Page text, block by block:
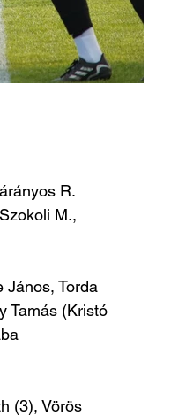
R.
M.,
János, Torda
Tamás (Kristó
(3), Vörös